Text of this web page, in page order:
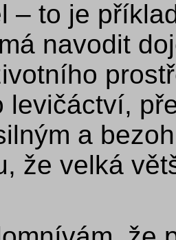
– to je
navodit
levičáctví,
a
že velká